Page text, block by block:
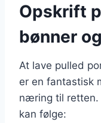
Opskrift
bønner
At lave pulled
er en fantastisk
næring til retten.
kan følge: